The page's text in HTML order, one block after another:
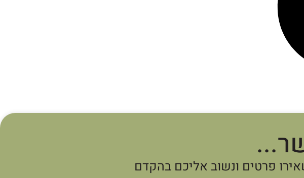
פרטים ונשוב אליכם בהקדם